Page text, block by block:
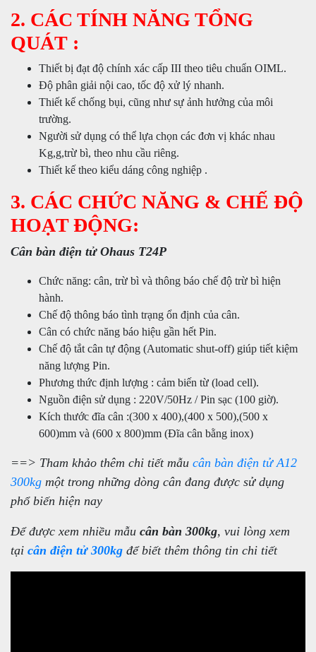
2. CÁC TÍNH NĂNG TỔNG
QUÁT :
Thiết bị đạt độ chính xác cấp III theo tiêu chuẩn OIML.
Độ phân giải nội cao, tốc độ xử lý nhanh.
Thiết kế chống bụi, cũng như sự ảnh hưởng của môi
trường.
Người sử dụng có thể lựa chọn các đơn vị khác nhau
Kg,g,trừ bì, theo nhu cầu riêng.
Thiết kế theo kiểu dáng công nghiệp .
3. CÁC CHỨC NĂNG & CHẾ ĐỘ
HOẠT ĐỘNG:
Cân bàn điện tử Ohaus T24P
Chức năng: cân, trừ bì và thông báo chế độ trừ bì hiện
hành.
Chế độ thông báo tình trạng ổn định của cân.
Cân có chức năng báo hiệu gần hết Pin.
Chế độ tắt cân tự động (Automatic shut-off) giúp tiết kiệm
năng lượng Pin.
Phương thức định lượng : cảm biến từ (load cell).
Nguồn điện sử dụng : 220V/50Hz / Pin sạc (100 giờ).
Kích thước đĩa cân :(300 x 400),(400 x 500),(500 x
600)mm và (600 x 800)mm (Đĩa cân bằng inox)
==> Tham khảo thêm chi tiết mẫu cân bàn điện tử A12
300kg một trong những dòng cân đang được sử dụng
phổ biến hiện nay
Để được xem nhiều mẫu cân bàn 300kg, vui lòng xem
tại cân điện tử 300kg để biết thêm thông tin chi tiết